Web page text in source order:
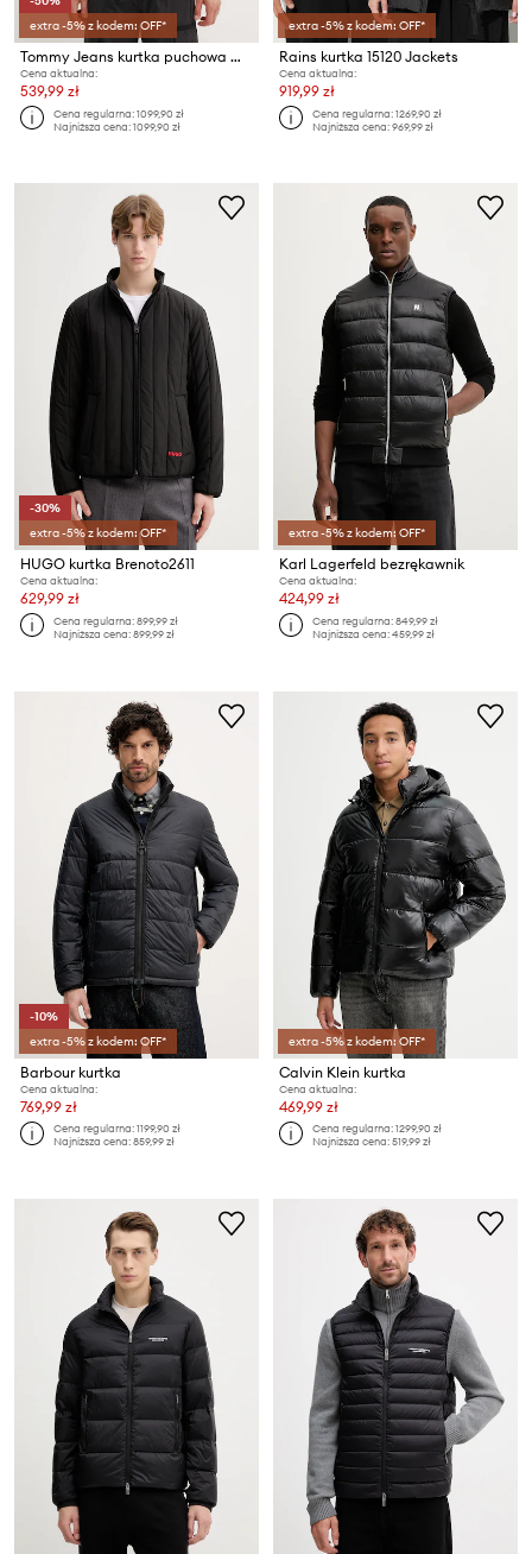
extra -5% z kodem: OFF*
Tommy Jeans kurtka puchowa męska
Cena aktualna:
539,99 zł
Cena regularna:1099,90 zł
Najniższa cena:1099,90 zł
extra -5% z kodem: OFF*
Rains kurtka 15120 Jackets
Cena aktualna:
919,99 zł
Cena regularna:1269,90 zł
Najniższa cena:969,99 zł
-30%
extra -5% z kodem: OFF*
HUGO kurtka Brenoto2611
Cena aktualna:
629,99 zł
Cena regularna:899,99 zł
Najniższa cena:899,99 zł
extra -5% z kodem: OFF*
Karl Lagerfeld bezrękawnik
Cena aktualna:
424,99 zł
Cena regularna:849,99 zł
Najniższa cena:459,99 zł
-10%
extra -5% z kodem: OFF*
Barbour kurtka
Cena aktualna:
769,99 zł
Cena regularna:1199,90 zł
Najniższa cena:859,99 zł
extra -5% z kodem: OFF*
Calvin Klein kurtka
Cena aktualna:
469,99 zł
Cena regularna:1299,90 zł
Najniższa cena:519,99 zł